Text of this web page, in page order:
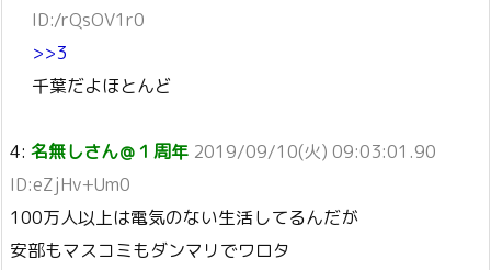
ID:/rQsOV1r0
>>3
千葉だよほとんど
4: 名無しさん＠１周年 2019/09/10(火) 09:03:01.90
ID:eZjHv+Um0
100万人以上は電気のない生活してるんだが
安部もマスコミもダンマリでワロタ